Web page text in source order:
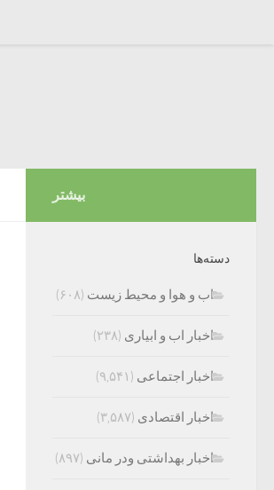
بیشتر
دسته‌ها
اب و هوا و محیط زیست (۶۰۸)
اخبار اب و ابیاری (۲۳۸)
اخبار اجتماعی (۹,۵۴۱)
اخبار اقتصادی (۳,۵۸۷)
اخبار بهداشتی ودر مانی (۸۹۷)